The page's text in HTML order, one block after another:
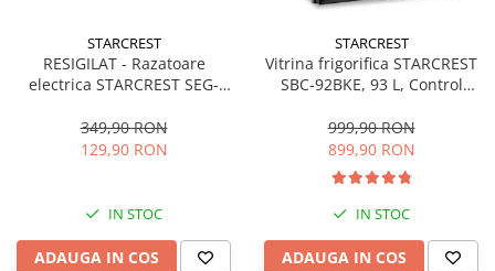
STARCREST
RESIGILAT - Razatoare
electrica STARCREST SEG-
taiere, Negru
349,90 RON
129,90 RON
IN STOC
ADAUGA IN COS
STARCREST
Vitrina frigorifica STARCREST
SBC-92BKE, 93 L, Control
83.2 cm, Negru
999,90 RON
899,90 RON
IN STOC
ADAUGA IN COS